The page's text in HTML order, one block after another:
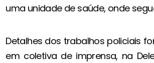
uma unidade de saúde, onde
Detalhes dos trabalhos policiais
em coletiva de imprensa, na